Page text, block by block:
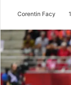
Corentin Facy